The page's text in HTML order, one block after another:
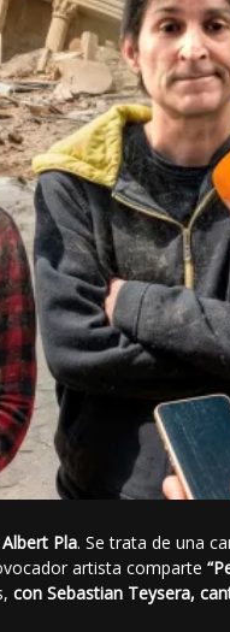
Pla. Se trata de una
artista comparte
con Sebastian Teysera,